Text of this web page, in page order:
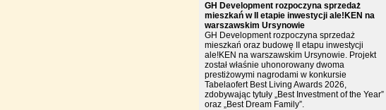
GH Development rozpoczyna sprzedaż
mieszkań w II etapie inwestycji ale!KEN na
warszawskim Ursynowie
GH Development rozpoczyna sprzedaż
mieszkań oraz budowę II etapu inwestycji
ale!KEN na warszawskim Ursynowie. Projekt
został właśnie uhonorowany dwoma
prestiżowymi nagrodami w konkursie
Tabelaofert Best Living Awards 2026,
zdobywając tytuły „Best Investment of the Year”
oraz „Best Dream Family”.